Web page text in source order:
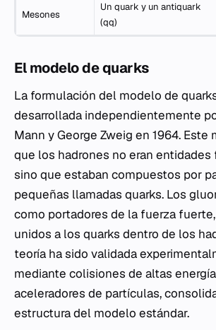
Mesones
Un quark y un antiquark
(qq)
El modelo de quarks
La formulación del modelo de
desarrollada independientemente
Mann y George Zweig en 1964. Este
que los hadrones no eran
sino que estaban compuestos por
pequeñas llamadas quarks. Los
como portadores de la fuerza
unidos a los quarks dentro de los
teoría ha sido validada
mediante colisiones de altas
aceleradores de partículas,
estructura del modelo estándar.